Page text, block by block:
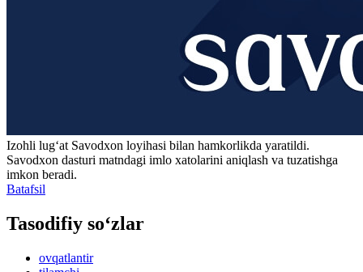
Izohli lugʻat Savodxon loyihasi bilan hamkorlikda yaratildi.
Savodxon dasturi matndagi imlo xatolarini aniqlash va tuzatishga
imkon beradi.
Batafsil
Tasodifiy so‘zlar
ovqatlantir